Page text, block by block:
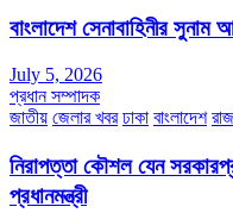
বাংলাদেশ সেনাবাহিনীর সুনাম
July 5, 2026
প্রধান সম্পাদক
জাতীয় জেলার খবর ঢাকা বাংলাদেশ
নিরাপত্তা কৌশল যেন
প্রধানমন্ত্রী